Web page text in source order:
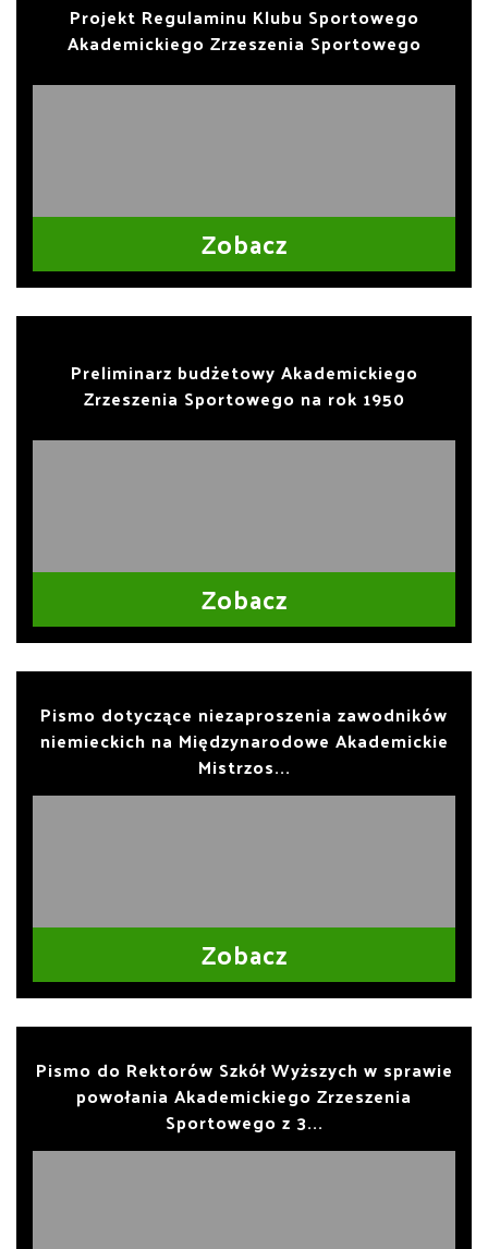
Projekt Regulaminu Klubu Sportowego
Akademickiego Zrzeszenia Sportowego
Zobacz
Preliminarz budżetowy Akademickiego
Zrzeszenia Sportowego na rok 1950
Zobacz
Pismo dotyczące niezaproszenia zawodników
niemieckich na Międzynarodowe Akademickie
Mistrzos...
Zobacz
Pismo do Rektorów Szkół Wyższych w sprawie
powołania Akademickiego Zrzeszenia
Sportowego z 3...